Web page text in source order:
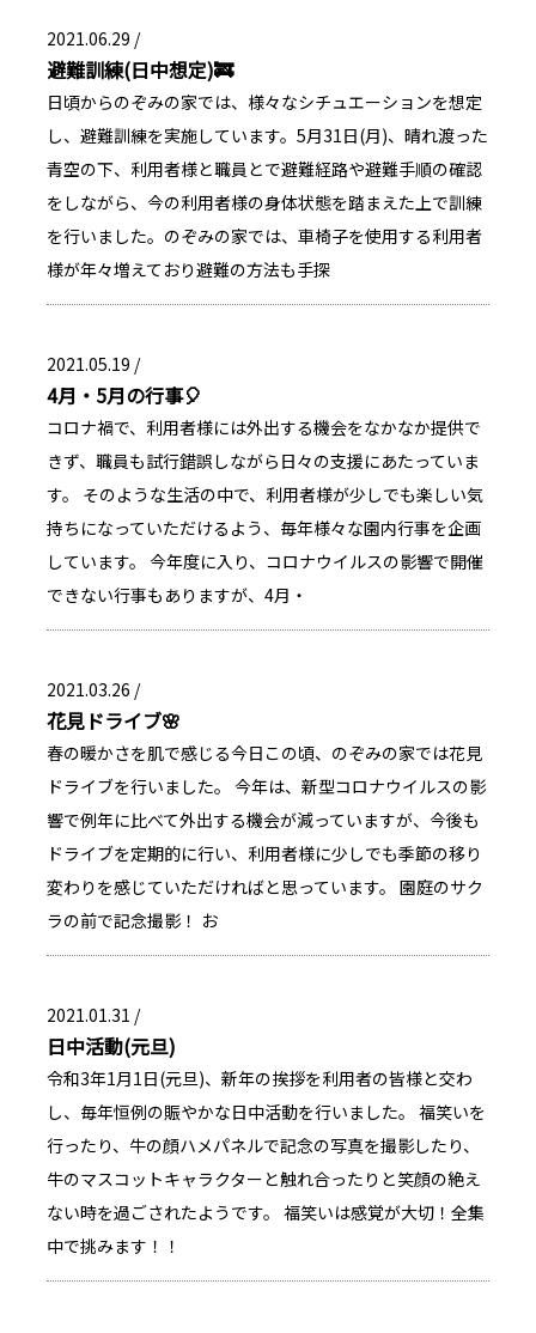
2021.06.29 /
避難訓練(日中想定)🚒
日頃からのぞみの家では、様々なシチュエーションを想定
し、避難訓練を実施しています。5月31日(月)、晴れ渡った
青空の下、利用者様と職員とで避難経路や避難手順の確認
をしながら、今の利用者様の身体状態を踏まえた上で訓練
を行いました。のぞみの家では、車椅子を使用する利用者
様が年々増えており避難の方法も手探
2021.05.19 /
4月・5月の行事🎈
コロナ禍で、利用者様には外出する機会をなかなか提供で
きず、職員も試行錯誤しながら日々の支援にあたっていま
す。 そのような生活の中で、利用者様が少しでも楽しい気
持ちになっていただけるよう、毎年様々な園内行事を企画
しています。 今年度に入り、コロナウイルスの影響で開催
できない行事もありますが、4月・
2021.03.26 /
花見ドライブ🌸
春の暖かさを肌で感じる今日この頃、のぞみの家では花見
ドライブを行いました。 今年は、新型コロナウイルスの影
響で例年に比べて外出する機会が減っていますが、今後も
ドライブを定期的に行い、利用者様に少しでも季節の移り
変わりを感じていただければと思っています。 園庭のサク
ラの前で記念撮影！ お
2021.01.31 /
日中活動(元旦)
令和3年1月1日(元旦)、新年の挨拶を利用者の皆様と交わ
し、毎年恒例の賑やかな日中活動を行いました。 福笑いを
行ったり、牛の顔ハメパネルで記念の写真を撮影したり、
牛のマスコットキャラクターと触れ合ったりと笑顔の絶え
ない時を過ごされたようです。 福笑いは感覚が大切！全集
中で挑みます！！